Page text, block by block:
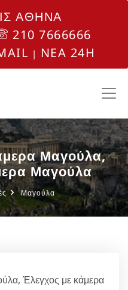
ΑΘΗΝΑ
210 7666666
| NEA 24H
Μαγούλα,
Μαγούλα
Μαγούλα
Έλεγχος με κάμερα